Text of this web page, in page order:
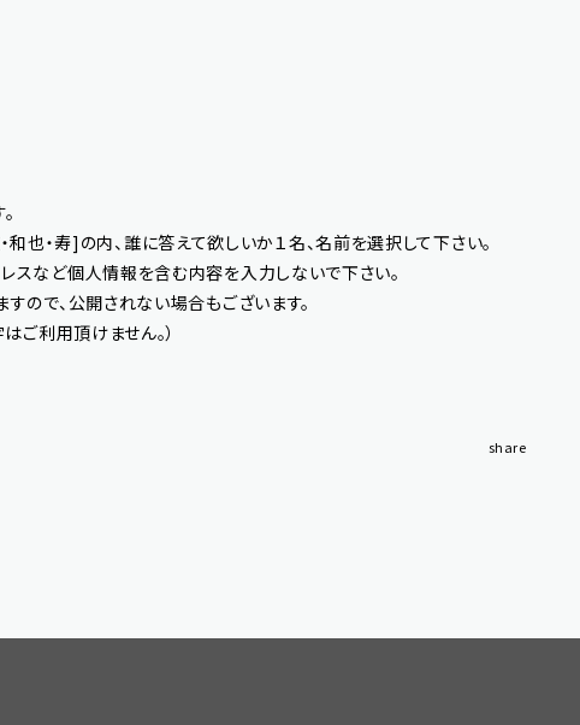
・寿]の内、誰に答えて欲しいか１名、名前を選択して下さい。
スなど個人情報を含む内容を入力しないで下さい。
ので、公開されない場合もございます。
ご利用頂けません。）
share